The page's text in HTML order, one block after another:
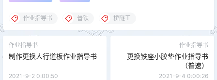
作业指导书 普铁 桥隧工
作业指导书
制作更换人行道板作业指导书
2021-9-2 0:00:50
作业指导书
更换铁座小胶垫作业指导书
（普速）
2021-9-4 0:00:26